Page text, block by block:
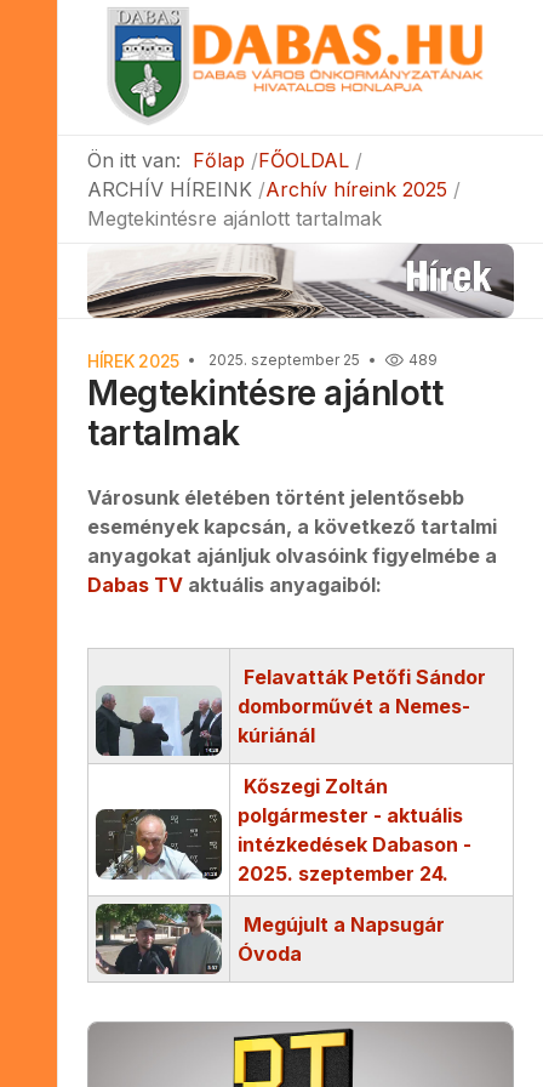
Ön itt van: Főlap
FŐOLDAL
ARCHÍV HÍREINK Archív híreink 2025
Megtekintésre ajánlott tartalmak
HÍREK 2025 2025. szeptember 25 489
Megtekintésre ajánlott
tartalmak
Városunk életében történt jelentősebb
események kapcsán, a következő tartalmi
anyagokat ajánljuk olvasóink figyelmébe a
Dabas TV aktuális anyagaiból:
Felavatták Petőfi Sándor
domborművét a Nemes-
kúriánál
Kőszegi Zoltán
polgármester - aktuális
intézkedések Dabason -
2025. szeptember 24.
Megújult a Napsugár
Óvoda